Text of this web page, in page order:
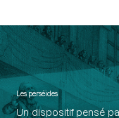
Les perséides
Un dispositif pensé